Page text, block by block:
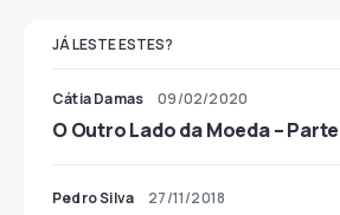
JÁ LESTE ESTES?
Cátia Damas 09/02/2020
O Outro Lado da Moeda –
Pedro Silva 27/11/2018